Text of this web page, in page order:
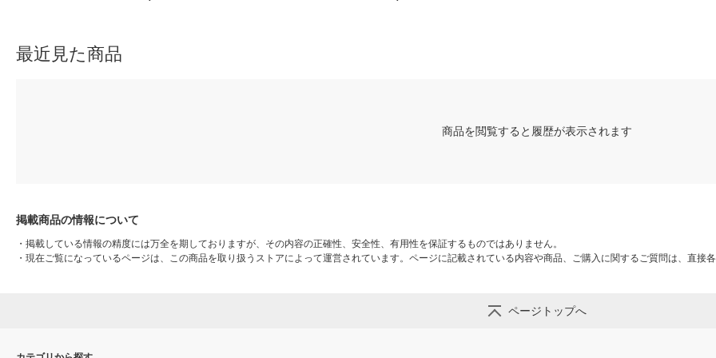
最近見た商品
商品を閲覧すると履歴が表示されます
掲載商品の情報について
・ 掲載している情報の精度には万全を期しておりますが、その内容の正確性、安全性、有用性を保証するものではありません。
・ 現在ご覧になっているページは、この商品を取り扱うストアによって運営されています。ページに記載されている内容や商品、ご購入に関するご質問は、直接
ページトップへ